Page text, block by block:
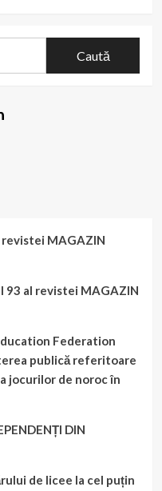
revistei MAGAZIN
93 al revistei MAGAZIN
Federation
publică referitoare
jocurilor de noroc în
DIN
de licee la cel puțin